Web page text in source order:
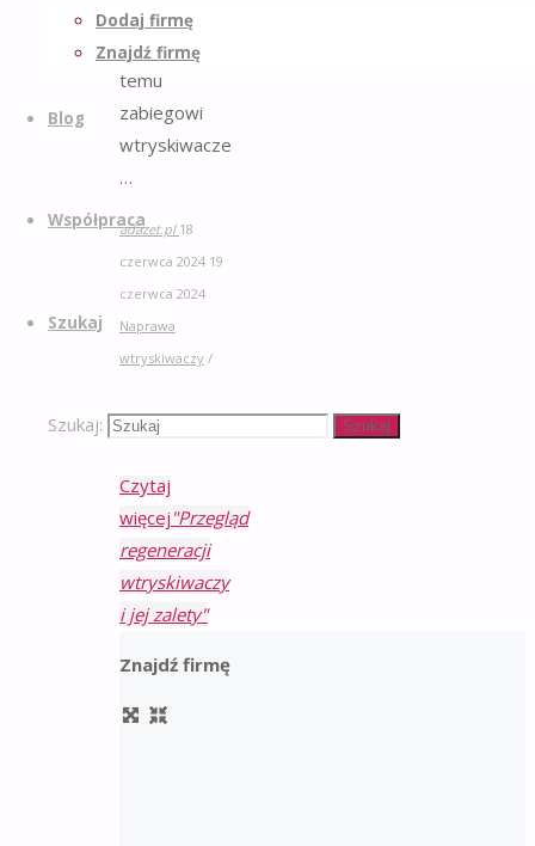
Dodaj firmę
Znajdź firmę
Blog
Współpraca
Szukaj
Szukaj: Szukaj
nowych
części. Dzięki
temu
zabiegowi
wtryskiwacze
…
adazet.pl 18
czerwca 2024 19
czerwca 2024
Naprawa
wtryskiwaczy /
Serwis silników
Czytaj
więcej "Przegląd
regeneracji
wtryskiwaczy
i jej zalety"
Znajdź firmę